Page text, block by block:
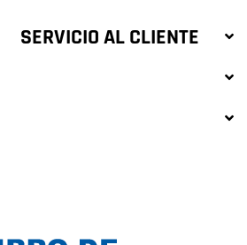
SERVICIO AL CLIENTE